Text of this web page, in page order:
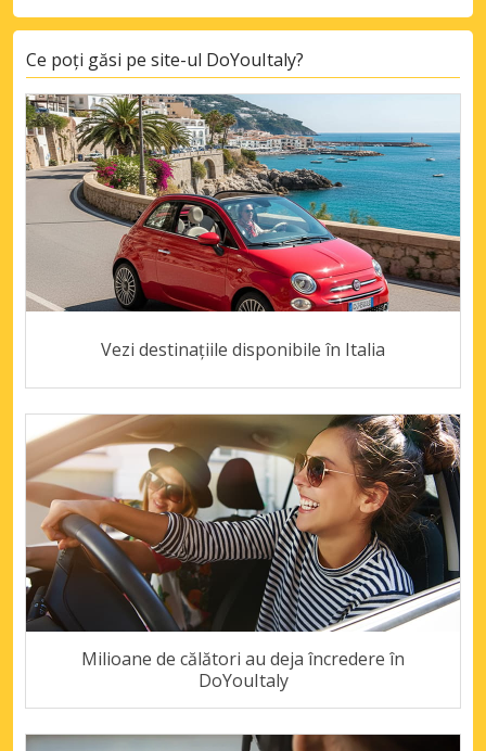
Ce poți găsi pe site-ul DoYouItaly?
Vezi destinațiile disponibile în Italia
Milioane de călători au deja încredere în
DoYouItaly